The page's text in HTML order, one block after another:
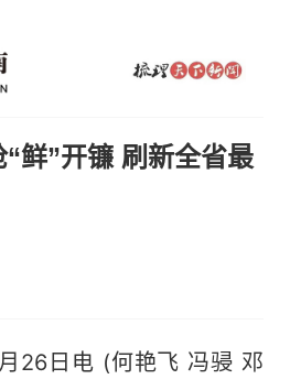
鲜”开镰 刷新全省最
日电 (何艳飞 冯骎 邓